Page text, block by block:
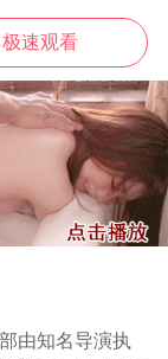
极速观看
由知名导演执